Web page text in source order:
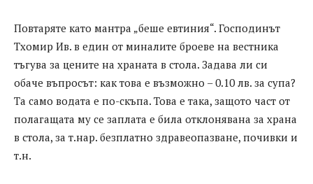
Повтаряте като мантра „беше евтиния“. Господинът
Тхомир Ив. в един от миналите броеве на вестника
тъгува за цените на храната в стола. Задава ли си
обаче въпросът: как това е възможно – 0.10 лв. за супа?
Та само водата е по-скъпа. Това е така, защото част от
полагащата му се заплата е била отклонявана за храна
в стола, за т.нар. безплатно здравеопазване, почивки и
т.н.